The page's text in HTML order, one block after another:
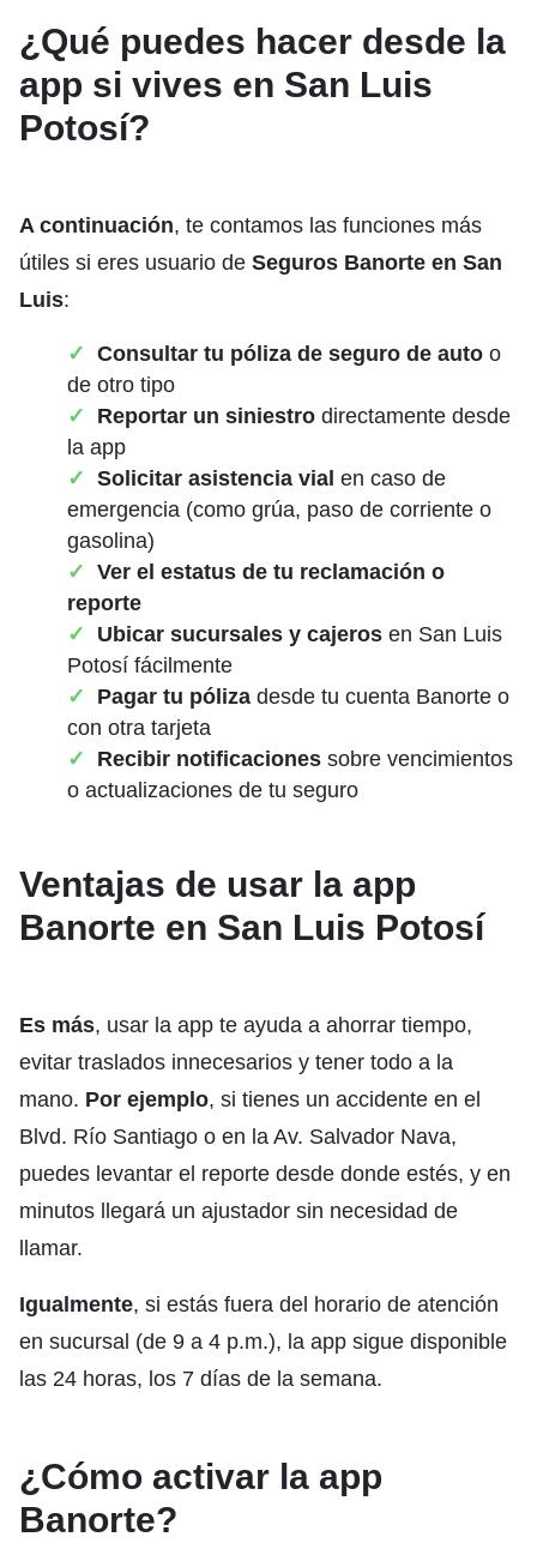
¿Qué puedes hacer desde la
app si vives en San Luis
Potosí?
A continuación, te contamos las funciones más
útiles si eres usuario de Seguros Banorte en San
Luis:
Consultar tu póliza de seguro de auto o
de otro tipo
Reportar un siniestro directamente desde
la app
Solicitar asistencia vial en caso de
emergencia (como grúa, paso de corriente o
gasolina)
Ver el estatus de tu reclamación o
reporte
Ubicar sucursales y cajeros en San Luis
Potosí fácilmente
Pagar tu póliza desde tu cuenta Banorte o
con otra tarjeta
Recibir notificaciones sobre vencimientos
o actualizaciones de tu seguro
Ventajas de usar la app
Banorte en San Luis Potosí
Es más, usar la app te ayuda a ahorrar tiempo,
evitar traslados innecesarios y tener todo a la
mano. Por ejemplo, si tienes un accidente en el
Blvd. Río Santiago o en la Av. Salvador Nava,
puedes levantar el reporte desde donde estés, y en
minutos llegará un ajustador sin necesidad de
llamar.
Igualmente, si estás fuera del horario de atención
en sucursal (de 9 a 4 p.m.), la app sigue disponible
las 24 horas, los 7 días de la semana.
¿Cómo activar la app
Banorte?